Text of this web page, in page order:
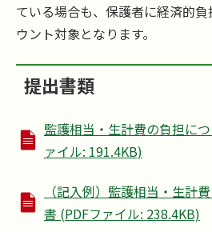
ている場合も、保護者に経済的
ウント対象となります。
提出書類
監護相当・生計費の負担に
ァイル: 191.4KB)
（記入例）監護相当・生計
書 (PDFファイル: 238.4KB)